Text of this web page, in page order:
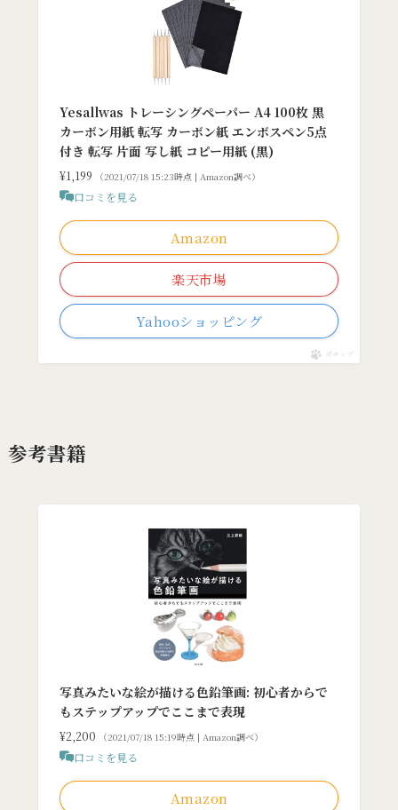
Yesallwas トレーシングペーパー A4 100枚 黒
カーボン用紙 転写 カーボン紙 エンボスペン5点
付き 転写 片面 写し紙 コピー用紙 (黒)
¥1,199 （2021/07/18 15:23時点 | Amazon調べ）
口コミを見る
Amazon
楽天市場
Yahooショッピング
ポチップ
参考書籍
写真みたいな絵が描ける色鉛筆画: 初心者からで
もステップアップでここまで表現
¥2,200 （2021/07/18 15:19時点 | Amazon調べ）
口コミを見る
Amazon